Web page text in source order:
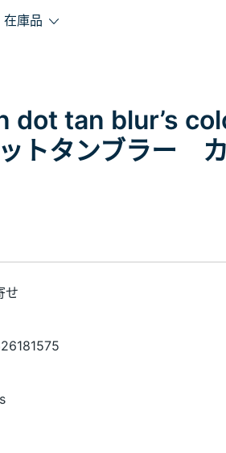
在庫品
dot tan blur’s
トタンブラー
せ